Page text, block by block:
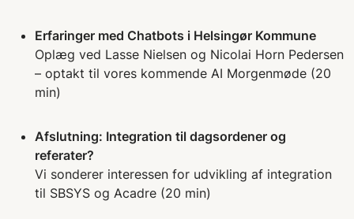
Erfaringer med Chatbots i Helsingør Kommune
Oplæg ved Lasse Nielsen og Nicolai Horn Pedersen
– optakt til vores kommende AI Morgenmøde (20
min)
Afslutning: Integration til dagsordener og
referater?
Vi sonderer interessen for udvikling af integration
til SBSYS og Acadre (20 min)